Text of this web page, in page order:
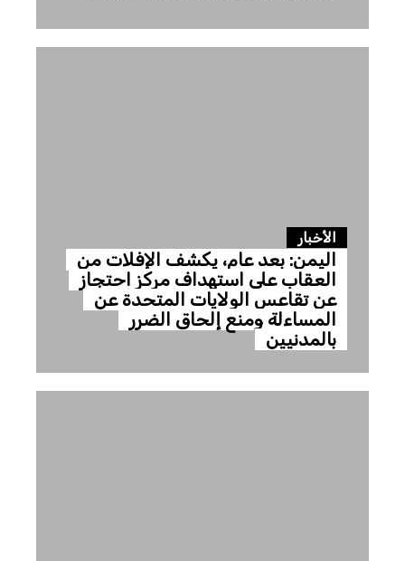
الأخبار
اليمن: بعد عام، يكشف الإفلات من
العقاب على استهداف مركز احتجاز
عن تقاعس الولايات المتحدة عن
المساءلة ومنع إلحاق الضرر
بالمدنيين